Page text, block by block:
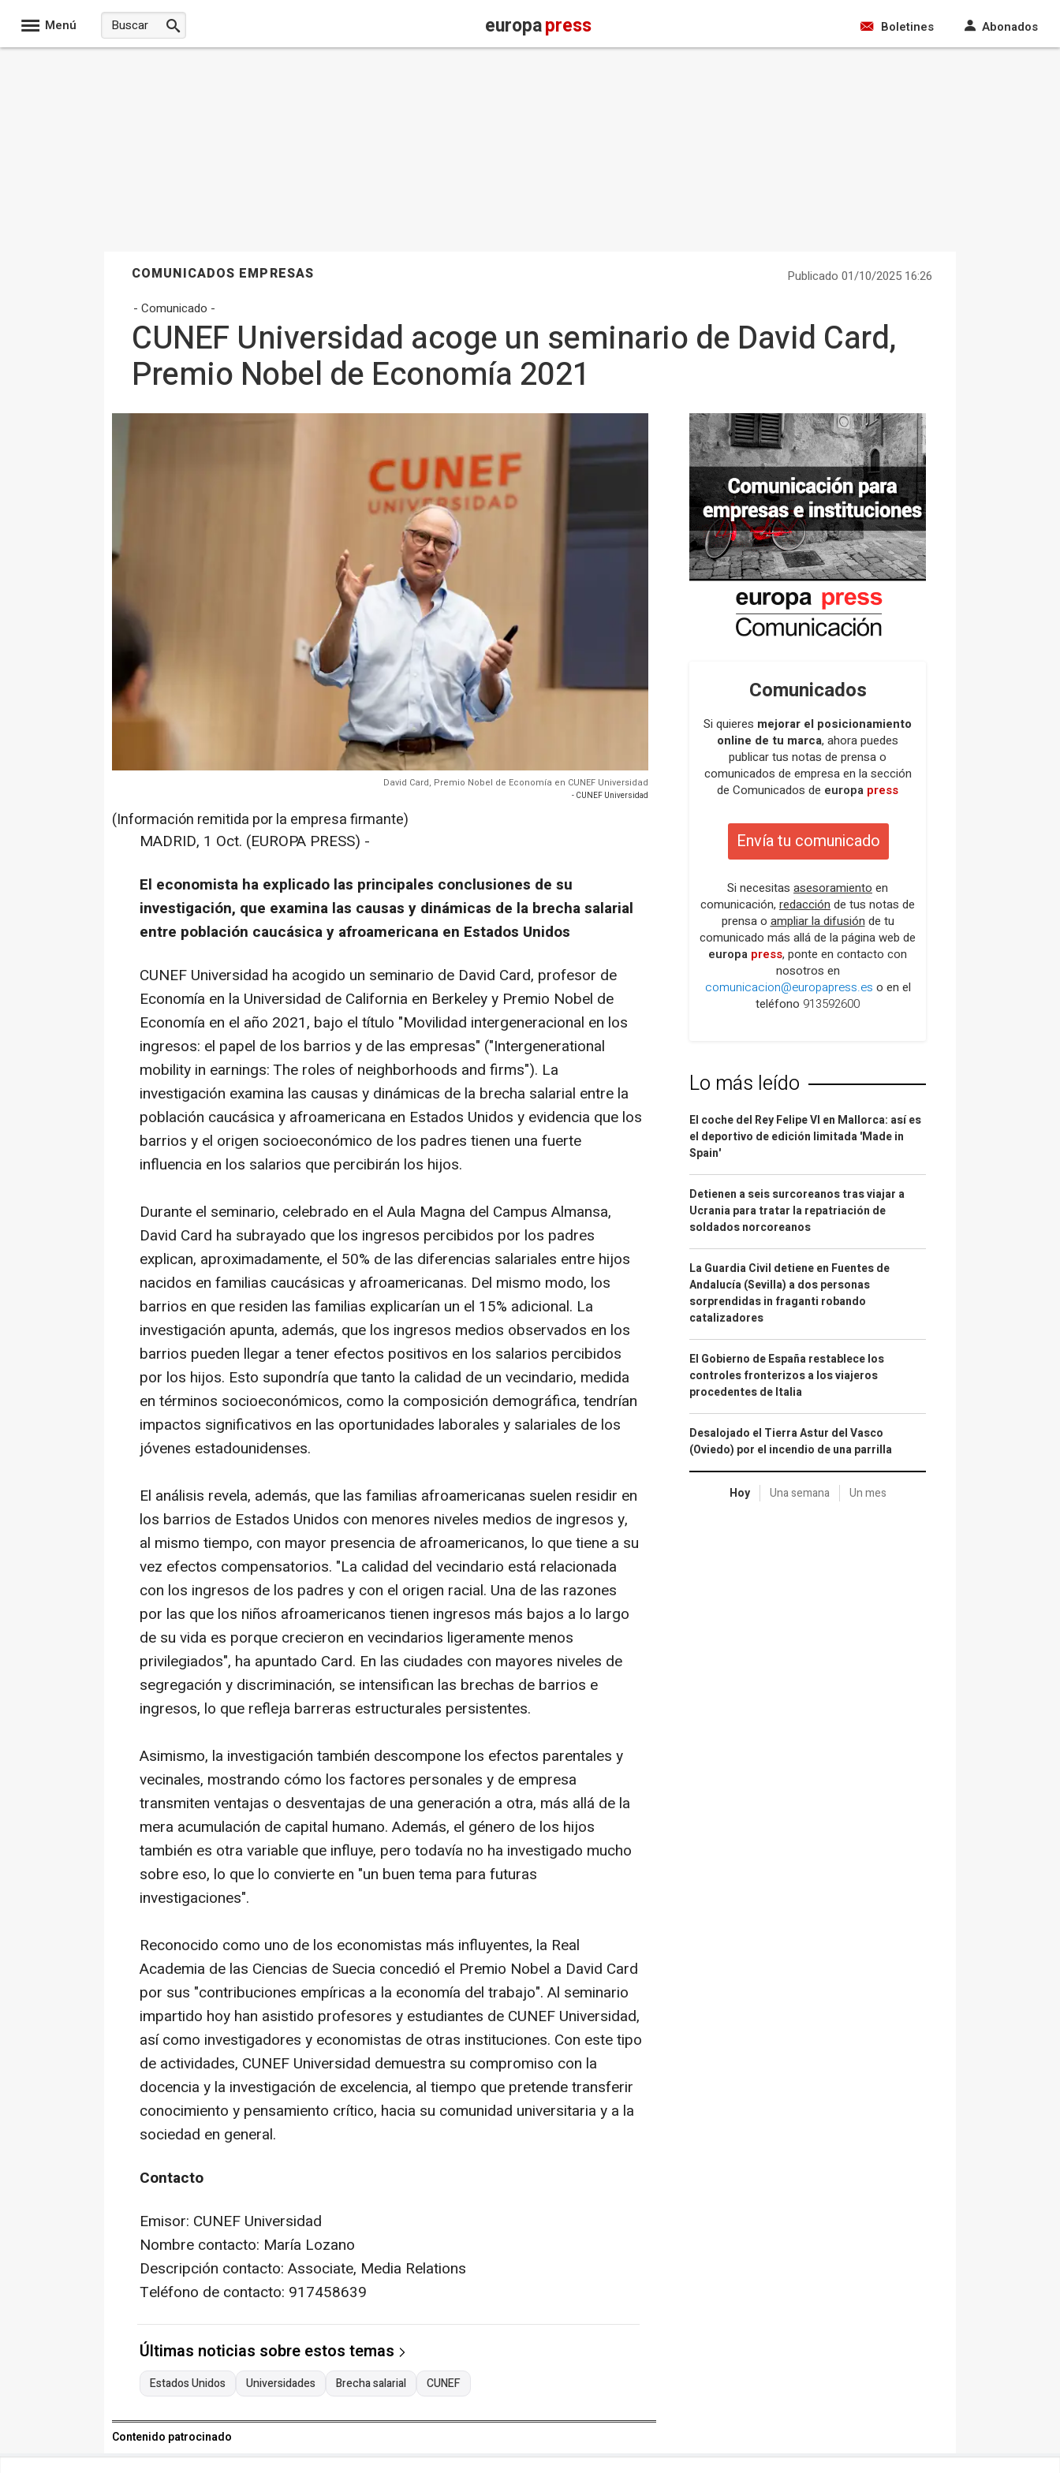
Menú europapress Boletines Abonados
COMUNICADOS EMPRESAS
Publicado 01/10/2025 16:26
- Comunicado -
CUNEF Universidad acoge un seminario de David Card,
Premio Nobel de Economía 2021
David Card, Premio Nobel de Economía en CUNEF Universidad
- CUNEF Universidad
(Información remitida por la empresa firmante)
MADRID, 1 Oct. (EUROPA PRESS) -
El economista ha explicado las principales conclusiones de su
investigación, que examina las causas y dinámicas de la brecha salarial
entre población caucásica y afroamericana en Estados Unidos
CUNEF Universidad ha acogido un seminario de David Card, profesor de
Economía en la Universidad de California en Berkeley y Premio Nobel de
Economía en el año 2021, bajo el título "Movilidad intergeneracional en los
ingresos: el papel de los barrios y de las empresas" ("Intergenerational
mobility in earnings: The roles of neighborhoods and firms"). La
investigación examina las causas y dinámicas de la brecha salarial entre la
población caucásica y afroamericana en Estados Unidos y evidencia que los
barrios y el origen socioeconómico de los padres tienen una fuerte
influencia en los salarios que percibirán los hijos.
Durante el seminario, celebrado en el Aula Magna del Campus Almansa,
David Card ha subrayado que los ingresos percibidos por los padres
explican, aproximadamente, el 50% de las diferencias salariales entre hijos
nacidos en familias caucásicas y afroamericanas. Del mismo modo, los
barrios en que residen las familias explicarían un el 15% adicional. La
investigación apunta, además, que los ingresos medios observados en los
barrios pueden llegar a tener efectos positivos en los salarios percibidos
por los hijos. Esto supondría que tanto la calidad de un vecindario, medida
en términos socioeconómicos, como la composición demográfica, tendrían
impactos significativos en las oportunidades laborales y salariales de los
jóvenes estadounidenses.
El análisis revela, además, que las familias afroamericanas suelen residir en
los barrios de Estados Unidos con menores niveles medios de ingresos y,
al mismo tiempo, con mayor presencia de afroamericanos, lo que tiene a su
vez efectos compensatorios. "La calidad del vecindario está relacionada
con los ingresos de los padres y con el origen racial. Una de las razones
por las que los niños afroamericanos tienen ingresos más bajos a lo largo
de su vida es porque crecieron en vecindarios ligeramente menos
privilegiados", ha apuntado Card. En las ciudades con mayores niveles de
segregación y discriminación, se intensifican las brechas de barrios e
ingresos, lo que refleja barreras estructurales persistentes.
Asimismo, la investigación también descompone los efectos parentales y
vecinales, mostrando cómo los factores personales y de empresa
transmiten ventajas o desventajas de una generación a otra, más allá de la
mera acumulación de capital humano. Además, el género de los hijos
también es otra variable que influye, pero todavía no ha investigado mucho
sobre eso, lo que lo convierte en "un buen tema para futuras
investigaciones".
Reconocido como uno de los economistas más influyentes, la Real
Academia de las Ciencias de Suecia concedió el Premio Nobel a David Card
por sus "contribuciones empíricas a la economía del trabajo". Al seminario
impartido hoy han asistido profesores y estudiantes de CUNEF Universidad,
así como investigadores y economistas de otras instituciones. Con este tipo
de actividades, CUNEF Universidad demuestra su compromiso con la
docencia y la investigación de excelencia, al tiempo que pretende transferir
conocimiento y pensamiento crítico, hacia su comunidad universitaria y a la
sociedad en general.
Contacto
Emisor: CUNEF Universidad
Nombre contacto: María Lozano
Descripción contacto: Associate, Media Relations
Teléfono de contacto: 917458639
Últimas noticias sobre estos temas
Estados Unidos Universidades Brecha salarial CUNEF
Contenido patrocinado
Comunicados
Si quieres mejorar el posicionamiento
online de tu marca, ahora puedes
publicar tus notas de prensa o
comunicados de empresa en la sección
de Comunicados de europa press
Envía tu comunicado
Si necesitas asesoramiento en
comunicación, redacción de tus notas de
prensa o ampliar la difusión de tu
comunicado más allá de la página web de
europa press, ponte en contacto con
nosotros en
comunicacion@europapress.es o en el
teléfono 913592600
Lo más leído
El coche del Rey Felipe VI en Mallorca: así es
el deportivo de edición limitada 'Made in
Spain'
Detienen a seis surcoreanos tras viajar a
Ucrania para tratar la repatriación de
soldados norcoreanos
La Guardia Civil detiene en Fuentes de
Andalucía (Sevilla) a dos personas
sorprendidas in fraganti robando
catalizadores
El Gobierno de España restablece los
controles fronterizos a los viajeros
procedentes de Italia
Desalojado el Tierra Astur del Vasco
(Oviedo) por el incendio de una parrilla
Hoy Una semana Un mes